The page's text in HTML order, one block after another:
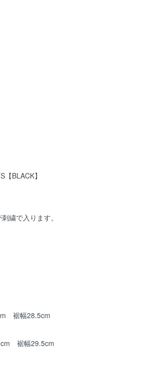
BLACK】
繍で入ります。
裾幅28.5cm
裾幅29.5cm